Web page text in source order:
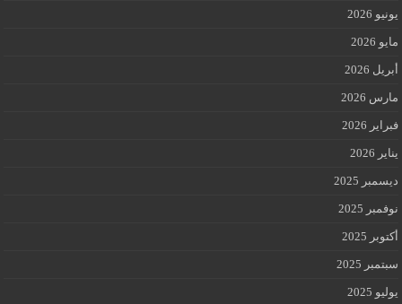
يونيو 2026
مايو 2026
أبريل 2026
مارس 2026
فبراير 2026
يناير 2026
ديسمبر 2025
نوفمبر 2025
أكتوبر 2025
سبتمبر 2025
يوليو 2025